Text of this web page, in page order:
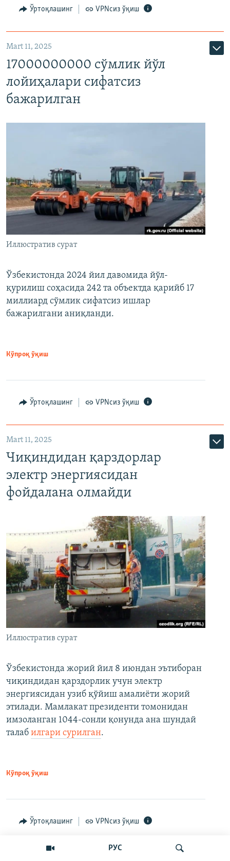
РУС
Ўртоқлашинг VPNсиз ўқиш
Mart 11, 2025
17000000000 сўмлик йўл
лойиҳалари сифатсиз
бажарилган
Иллюстратив сурат
Ўзбекистонда 2024 йил давомида йўл-
қурилиш соҳасида 242 та объектда қарийб 17
миллиард сўмлик сифатсиз ишлар
бажарилгани аниқланди.
Кўпроқ ўқиш
Ўртоқлашинг VPNсиз ўқиш
Mart 11, 2025
Чиқиндидан қарздорлар
электр энергиясидан
фойдалана олмайди
Иллюстратив сурат
Ўзбекистонда жорий йил 8 июндан эътиборан
чиқиндидан қарздорлик учун электр
энергиясидан узиб қўйиш амалиёти жорий
этилади. Мамлакат президенти томонидан
имзоланган 1044-сонли қонунда ана шундай
талаб илгари сурилган.
Кўпроқ ўқиш
Ўртоқлашинг VPNсиз ўқиш